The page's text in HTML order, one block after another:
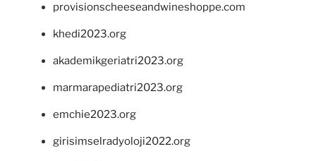
provisionscheeseandwineshoppe.com
khedi2023.org
akademikgeriatri2023.org
marmarapediatri2023.org
emchie2023.org
girisimselradyoloji2022.org